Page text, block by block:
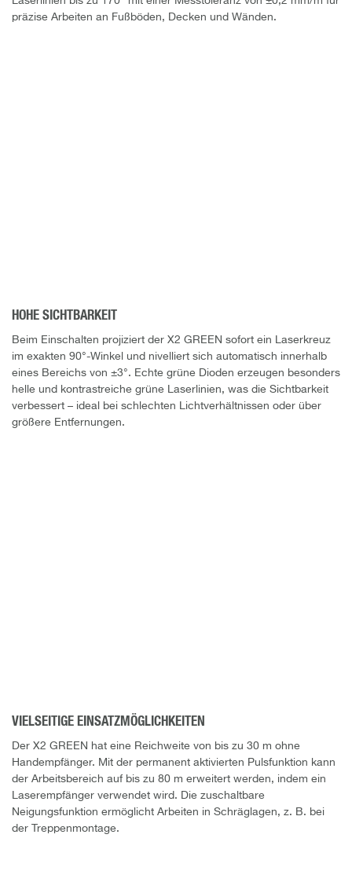
präzise Arbeiten an Fußböden, Decken und Wänden.
HOHE SICHTBARKEIT
Beim Einschalten projiziert der X2 GREEN sofort ein Laserkreuz
im exakten 90°-Winkel und nivelliert sich automatisch innerhalb
eines Bereichs von ±3°. Echte grüne Dioden erzeugen besonders
helle und kontrastreiche grüne Laserlinien, was die Sichtbarkeit
verbessert – ideal bei schlechten Lichtverhältnissen oder über
größere Entfernungen.
VIELSEITIGE EINSATZMÖGLICHKEITEN
Der X2 GREEN hat eine Reichweite von bis zu 30 m ohne
Handempfänger. Mit der permanent aktivierten Pulsfunktion kann
der Arbeitsbereich auf bis zu 80 m erweitert werden, indem ein
Laserempfänger verwendet wird. Die zuschaltbare
Neigungsfunktion ermöglicht Arbeiten in Schräglagen, z. B. bei
der Treppenmontage.